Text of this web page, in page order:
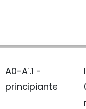
A0-A1.1 -
principiante